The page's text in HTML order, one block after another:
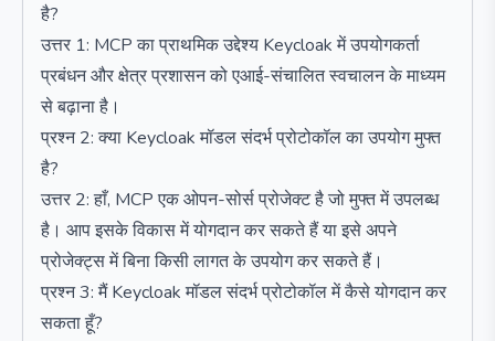
है?
उत्तर 1: MCP का प्राथमिक उद्देश्य Keycloak में उपयोगकर्ता
प्रबंधन और क्षेत्र प्रशासन को एआई-संचालित स्वचालन के माध्यम
से बढ़ाना है।
प्रश्न 2: क्या Keycloak मॉडल संदर्भ प्रोटोकॉल का उपयोग मुफ्त
है?
उत्तर 2: हाँ, MCP एक ओपन-सोर्स प्रोजेक्ट है जो मुफ्त में उपलब्ध
है। आप इसके विकास में योगदान कर सकते हैं या इसे अपने
प्रोजेक्ट्स में बिना किसी लागत के उपयोग कर सकते हैं।
प्रश्न 3: मैं Keycloak मॉडल संदर्भ प्रोटोकॉल में कैसे योगदान कर
सकता हूँ?